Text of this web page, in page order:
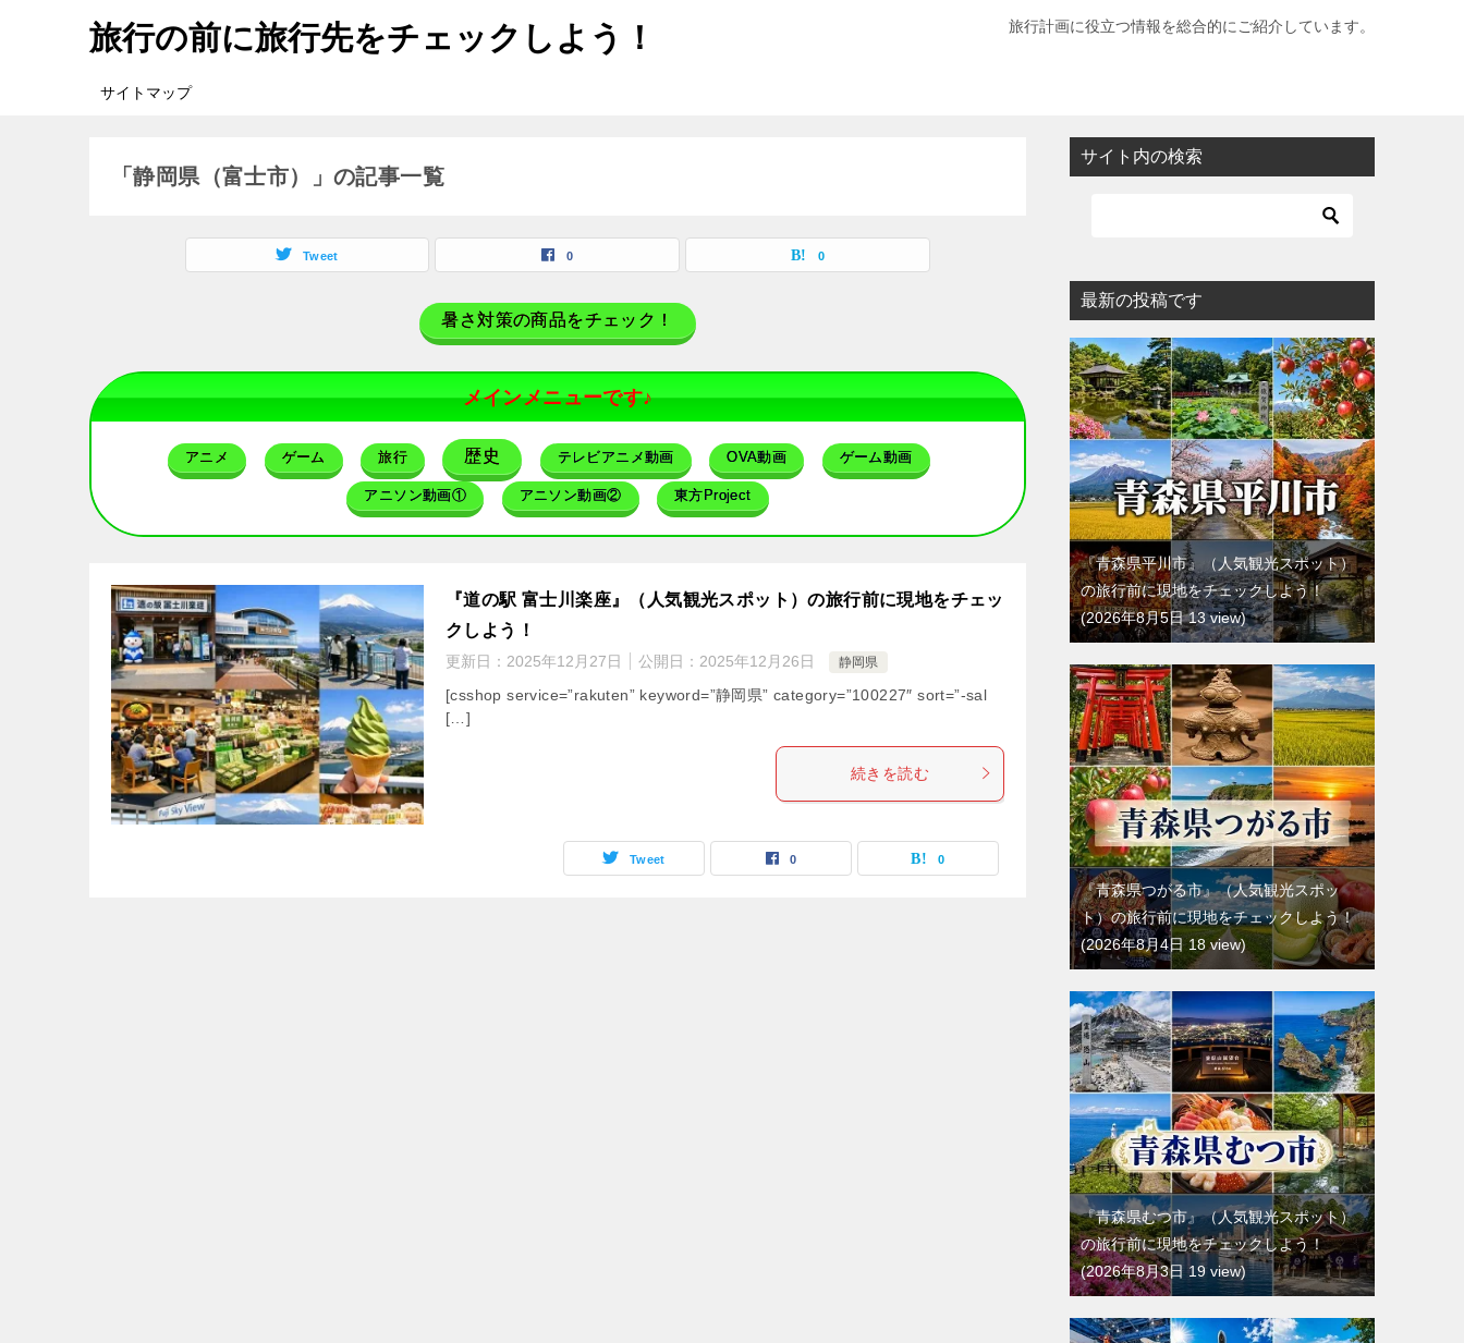
旅行の前に旅行先をチェックしよう！ 旅行計画に役立つ情報を総合的にご紹介しています。
サイトマップ
「静岡県（富士市）」の記事一覧
Tweet 0 0
暑さ対策の商品をチェック！
メインメニューです♪
アニメ ゲーム 旅行 歴史 テレビアニメ動画 OVA動画 ゲーム動画
アニソン動画① アニソン動画② 東方Project
『道の駅 富士川楽座』（人気観光スポット）の旅行前に現地をチェッ
クしよう！
更新日： 2025年12月27日 公開日： 2025年12月26日 静岡県
[csshop service=”rakuten” keyword=”静岡県” category=”100227″ sort=”-sal
[…]
続きを読む
Tweet 0 0
サイト内の検索
最新の投稿です
『青森県平川市』（人気観光スポット）
の旅行前に現地をチェックしよう！
2026年8月5日 13 view
『青森県つがる市』（人気観光スポッ
ト）の旅行前に現地をチェックしよう！
2026年8月4日 18 view
『青森県むつ市』（人気観光スポット）
の旅行前に現地をチェックしよう！
2026年8月3日 19 view